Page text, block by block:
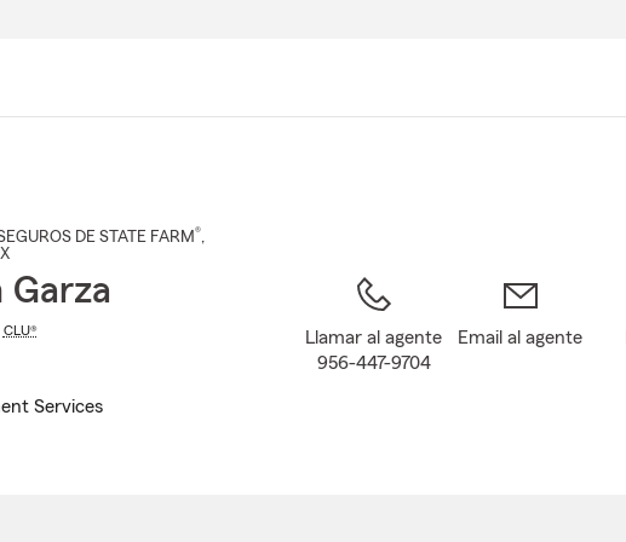
DE STATE FARM®,
Garza
CLU®
Services
Llamar al agente
956-447-9704
Email al agente